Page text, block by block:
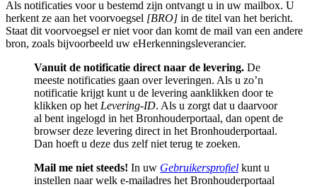
Als notificaties voor u bestemd zijn ontvangt u in uw mailbox. U
herkent ze aan het voorvoegsel [BRO] in de titel van het bericht.
Staat dit voorvoegsel er niet voor dan komt de mail van een andere
bron, zoals bijvoorbeeld uw eHerkenningsleverancier.
Vanuit de notificatie direct naar de levering. De
meeste notificaties gaan over leveringen. Als u zo’n
notificatie krijgt kunt u de levering aanklikken door te
klikken op het Levering-ID. Als u zorgt dat u daarvoor
al bent ingelogd in het Bronhouderportaal, dan opent de
browser deze levering direct in het Bronhouderportaal.
Dan hoeft u deze dus zelf niet terug te zoeken.
Mail me niet steeds! In uw Gebruikersprofiel kunt u
instellen naar welk e-mailadres het Bronhouderportaal